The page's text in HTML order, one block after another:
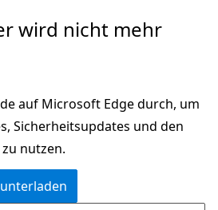
wird nicht mehr
auf Microsoft Edge durch, um
Sicherheitsupdates und den
nutzen.